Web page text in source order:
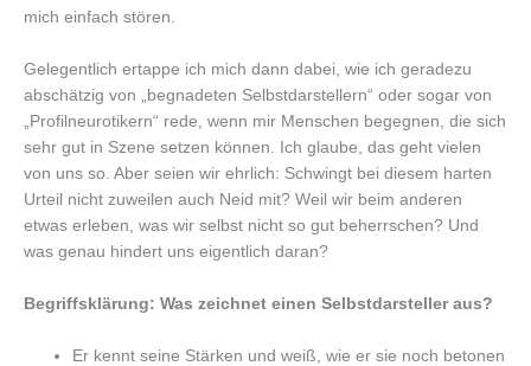
mich einfach stören.
Gelegentlich ertappe ich mich dann dabei, wie ich geradezu
abschätzig von „begnadeten Selbstdarstellern“ oder sogar von
„Profilneurotikern“ rede, wenn mir Menschen begegnen, die sich
sehr gut in Szene setzen können. Ich glaube, das geht vielen
von uns so. Aber seien wir ehrlich: Schwingt bei diesem harten
Urteil nicht zuweilen auch Neid mit? Weil wir beim anderen
etwas erleben, was wir selbst nicht so gut beherrschen? Und
was genau hindert uns eigentlich daran?
Begriffsklärung: Was zeichnet einen Selbstdarsteller aus?
Er kennt seine Stärken und weiß, wie er sie noch betonen